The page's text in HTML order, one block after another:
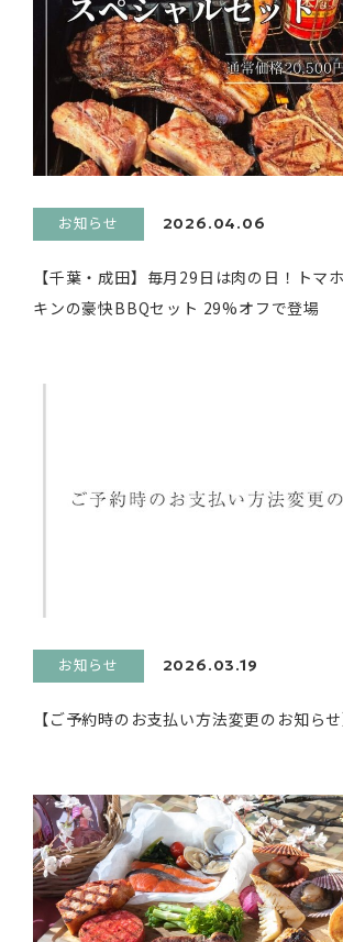
お知らせ 2026.04.06
【千葉・成田】毎月29日は肉の日！トマ
キンの豪快BBQセット 29%オフで登場
お知らせ 2026.03.19
【ご予約時のお支払い方法変更のお知らせ